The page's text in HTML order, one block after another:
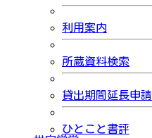
利用案内
所蔵資料検索
貸出期間延長申請
ひとこと書評